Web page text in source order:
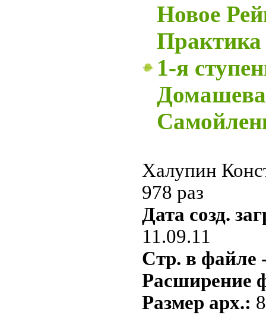
Новое
Практика
1-я
Халупин
978 раз
Дата созд.
11.09.11
Стр. в файле
Расширение
Размер арх.: